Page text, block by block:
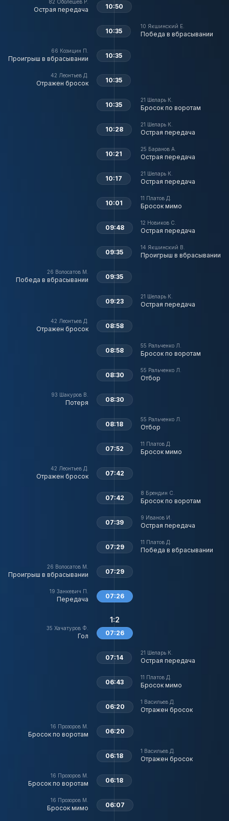
82 Оболешев Р.
Острая передача 10:50
10 Якшинский Е.
Победа в вбрасывании
10:35
66 Козицин П.
Проигрыш в вбрасывании 10:35
42 Леонтьев Д.
Отражен бросок 10:35
21 Шеларь К.
Бросок по воротам
10:35
21 Шеларь К.
Острая передача
10:28
25 Баранов А.
Острая передача
10:21
21 Шеларь К.
Острая передача
10:17
11 Платов Д.
Бросок мимо
10:01
12 Новиков С.
Острая передача
09:48
14 Якшинский В.
Проигрыш в вбрасывании
09:35
26 Волосатов М.
Победа в вбрасывании 09:35
21 Шеларь К.
Острая передача
09:23
42 Леонтьев Д.
Отражен бросок 08:58
55 Ральченко Л.
Бросок по воротам
08:58
55 Ральченко Л.
Отбор
08:30
93 Шакуров В.
Потеря 08:30
55 Ральченко Л.
Отбор
08:18
11 Платов Д.
Бросок мимо
07:52
42 Леонтьев Д.
Отражен бросок 07:42
8 Брендин С.
Бросок по воротам
07:42
9 Иванов И.
Острая передача
07:39
11 Платов Д.
Победа в вбрасывании
07:29
26 Волосатов М.
Проигрыш в вбрасывании 07:29
19 Занкевич П.
Передача 07:26
35 Хачатуров Ф.
Гол
1:2
07:26
21 Шеларь К.
Острая передача
07:14
11 Платов Д.
Бросок мимо
06:43
1 Васильев Д.
Отражен бросок
06:20
16 Прозоров М.
Бросок по воротам 06:20
1 Васильев Д.
Отражен бросок
06:18
16 Прозоров М.
Бросок по воротам 06:18
16 Прозоров М.
Бросок мимо 06:07